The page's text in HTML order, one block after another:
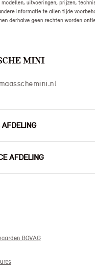
uitvoeringen, prijzen,
informatie te allen tijde
derhalve geen rechten worden
MINI
AFDELING
AFDELING
BOVAG